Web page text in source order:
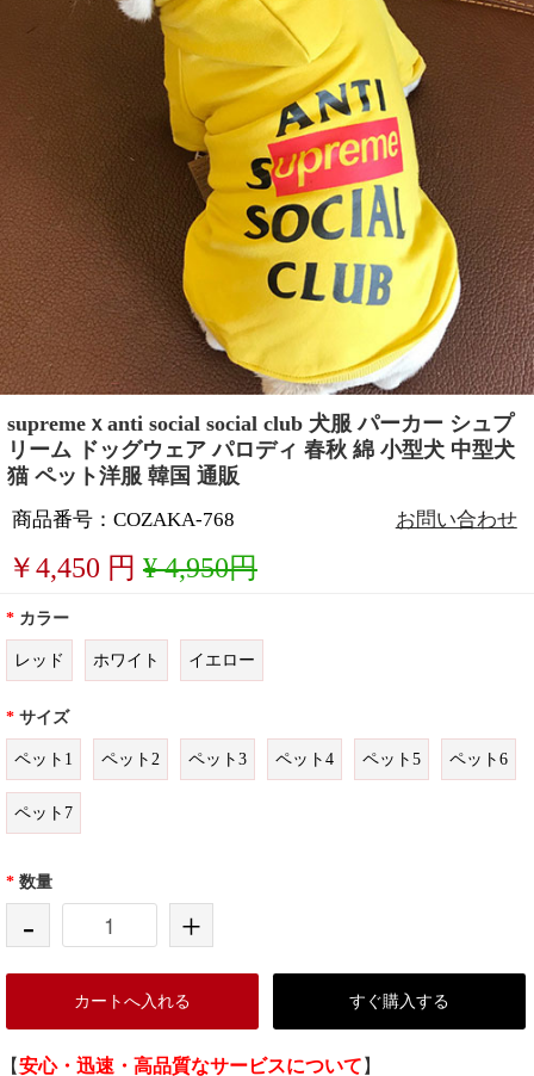
supremeｘanti social social club 犬服 パーカー シュプ
リーム ドッグウェア パロディ 春秋 綿 小型犬 中型犬
猫 ペット洋服 韓国 通販
商品番号：COZAKA-768 お問い合わせ
￥4,450 円 ¥ 4,950円
* カラー
レッド ホワイト イエロー
* サイズ
ペット1 ペット2 ペット3 ペット4 ペット5 ペット6
ペット7
* 数量
- +
カートへ入れる すぐ購入する
【安心・迅速・高品質なサービスについて 】